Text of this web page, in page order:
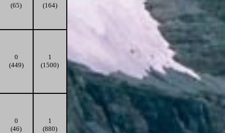
(65)
(164)
0
(449)
1
(1500)
0
(46)
1
(880)